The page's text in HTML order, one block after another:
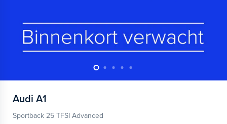
Audi A1
Sportback 25 TFSI Advanced